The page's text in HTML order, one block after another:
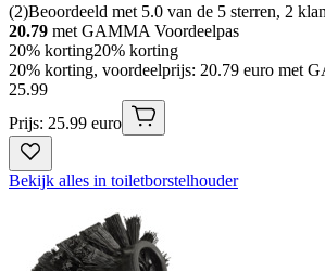
(2)Beoordeeld met 5.0 van de 5 sterren, 2
20.79 met GAMMA Voordeelpas
20% korting20% korting
20% korting, voordeelprijs: 20.79 euro met
25.99
Prijs: 25.99 euro
Bekijk alles in toiletborstelhouder